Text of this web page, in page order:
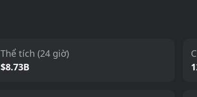
Thể tích (24 giờ)
$8.73B